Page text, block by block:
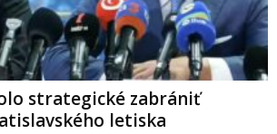
strategické zabrániť
letiska